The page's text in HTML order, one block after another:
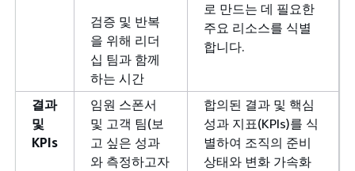
검증 및 반복
을 위해 리더
십 팀과 함께
하는 시간
로 만드는 데 필요한
주요 리소스를 식별
합니다.
결과
및
KPIs
임원 스폰서
및 고객 팀(보
고 싶은 성과
와 측정하고자
합의된 결과 및 핵심
성과 지표(KPIs)를 식
별하여 조직의 준비
상태와 변화 가속화